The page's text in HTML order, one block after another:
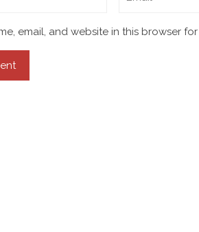
email, and website in this browser